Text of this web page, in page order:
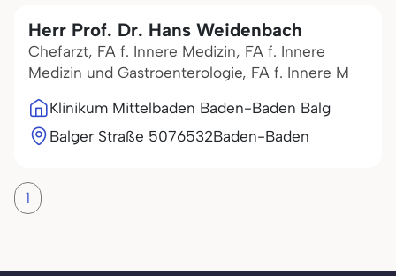
Herr Prof. Dr. Hans Weidenbach
Chefarzt, FA f. Innere Medizin, FA f. Innere
Medizin und Gastroenterologie, FA f. Innere M
Klinikum Mittelbaden Baden-Baden Balg
Balger Straße 5076532Baden-Baden
1